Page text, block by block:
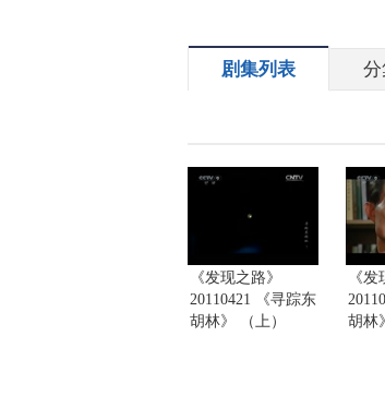
剧集列表
《发现之路》
20110421 《寻踪东
胡林》 （上）
《发
胡林